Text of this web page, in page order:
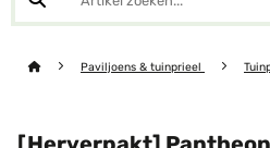
Paviljoens & tuinprieel